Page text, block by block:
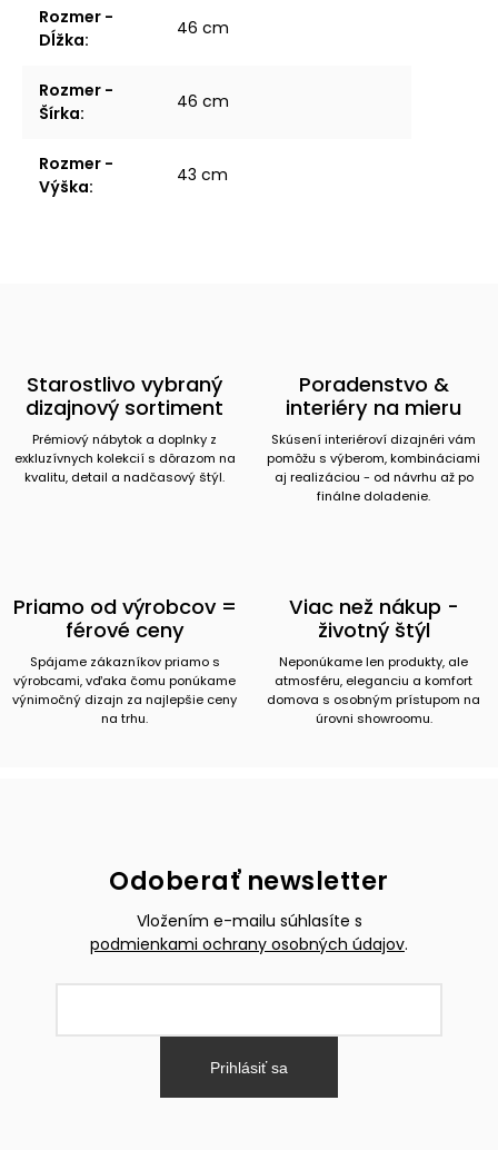
Rozmer -
Dĺžka:
46 cm
Rozmer -
Šírka:
46 cm
Rozmer -
Výška:
43 cm
Starostlivo vybraný
dizajnový sortiment
Prémiový nábytok a doplnky z
exkluzívnych kolekcií s dôrazom na
kvalitu, detail a nadčasový štýl.
Poradenstvo &
interiéry na mieru
Skúsení interiéroví dizajnéri vám
pomôžu s výberom, kombináciami
aj realizáciou - od návrhu až po
finálne doladenie.
Priamo od výrobcov =
férové ceny
Spájame zákazníkov priamo s
výrobcami, vďaka čomu ponúkame
výnimočný dizajn za najlepšie ceny
na trhu.
Viac než nákup -
životný štýl
Neponúkame len produkty, ale
atmosféru, eleganciu a komfort
domova s osobným prístupom na
úrovni showroomu.
Odoberať newsletter
Vložením e-mailu súhlasíte s
podmienkami ochrany osobných údajov.
Prihlásiť sa